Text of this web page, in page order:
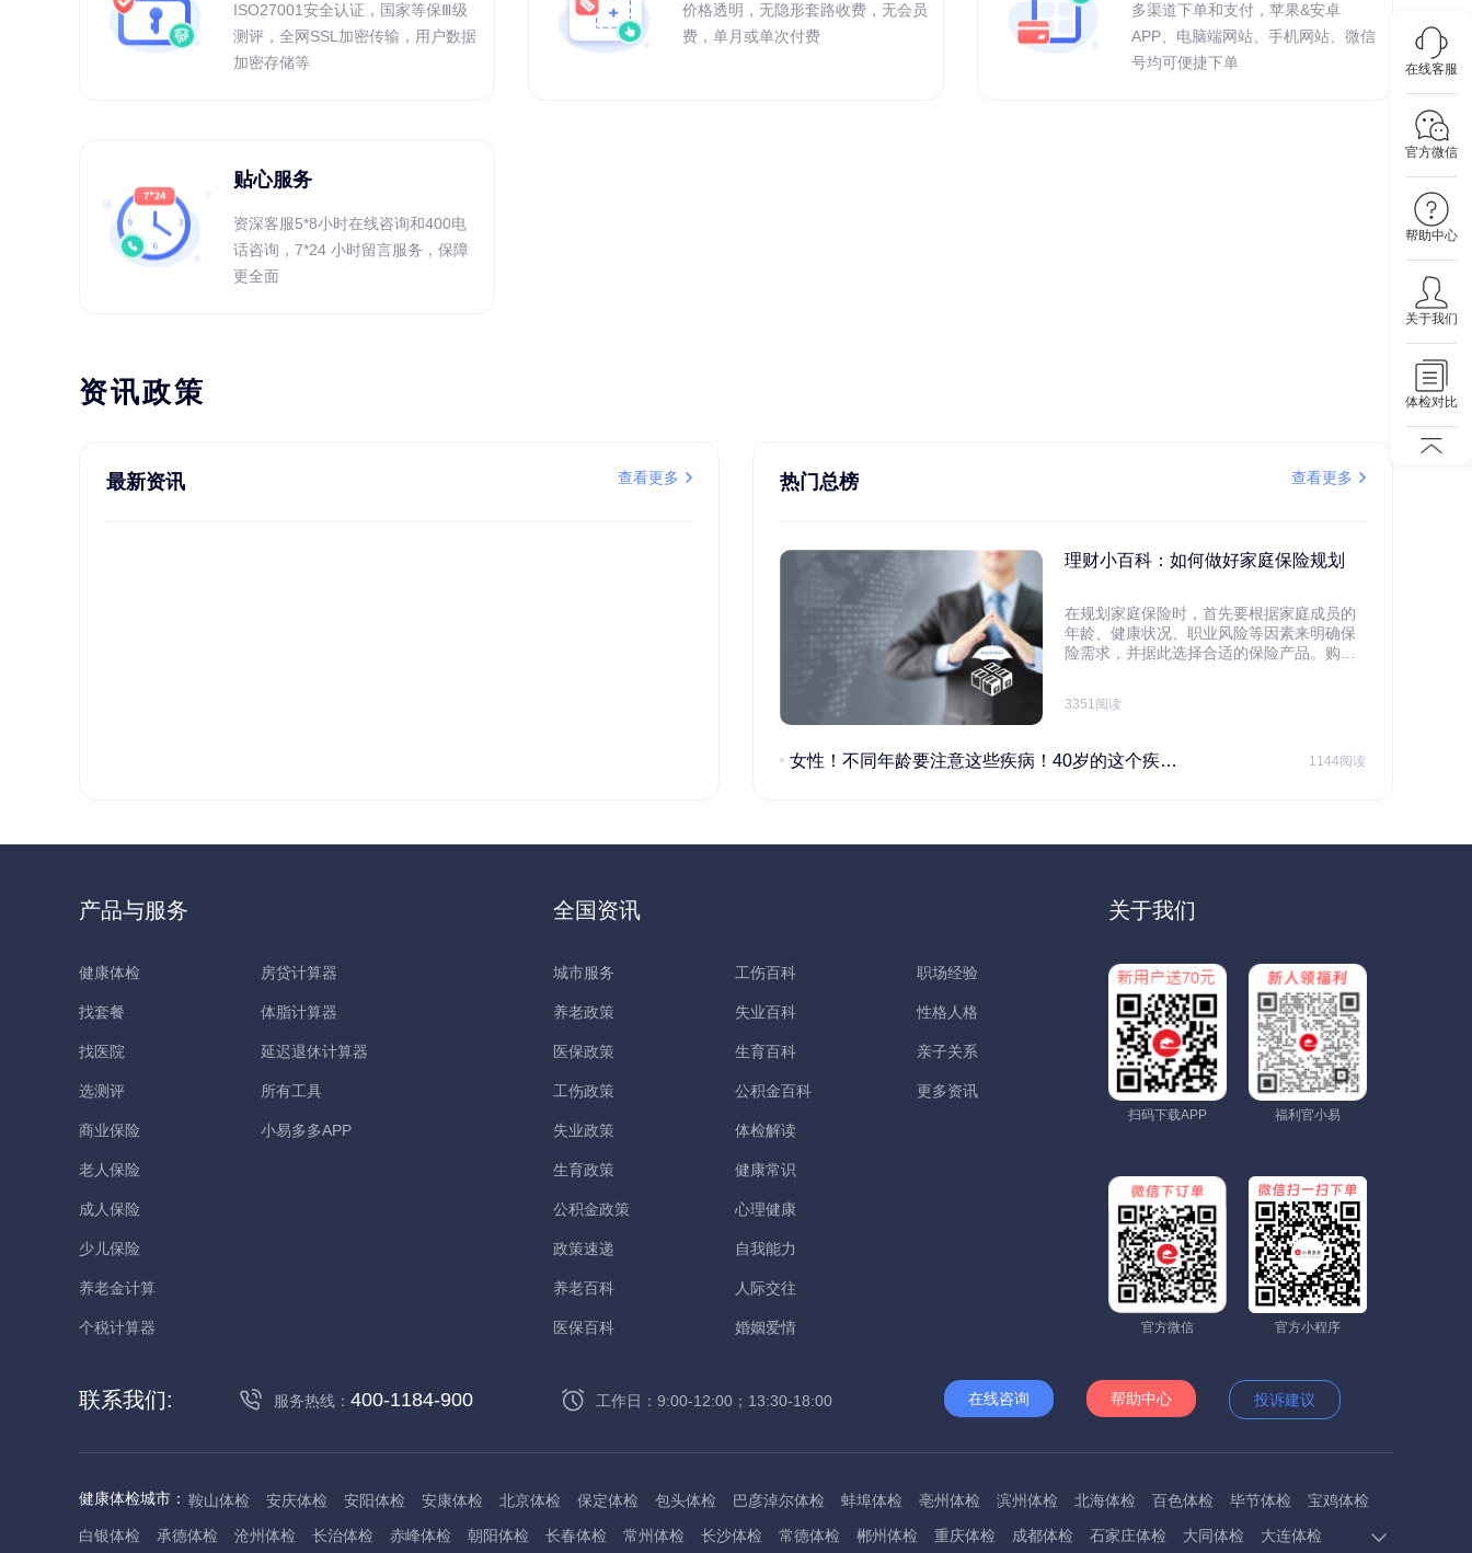
ISO27001安全认证，国家等保Ⅲ级
测评，全网SSL加密传输，用户数据
加密存储等
价格透明，无隐形套路收费，无会员
费，单月或单次付费
多渠道下单和支付，苹果&安卓
APP、电脑端网站、手机网站、微信
号均可便捷下单
贴心服务
资深客服5*8小时在线咨询和400电
话咨询，7*24 小时留言服务，保障
更全面
资讯政策
最新资讯 查看更多 热门总榜 查看更多
理财小百科：如何做好家庭保险规划
在规划家庭保险时，首先要根据家庭成员的
年龄、健康状况、职业风险等因素来明确保
险需求，并据此选择合适的保险产品。购买
规划家庭财务预算，确保保险费用不会对家
要经济支柱投保。
3351阅读
女性！不同年龄要注意这些疾病！40岁的这个疾病最需要注意！ 1144阅读
产品与服务
健康体检
找套餐
找医院
选测评
商业保险
老人保险
成人保险
少儿保险
养老金计算
个税计算器
房贷计算器
体脂计算器
延迟退休计算器
所有工具
小易多多APP
全国资讯
城市服务
养老政策
医保政策
工伤政策
失业政策
生育政策
公积金政策
政策速递
养老百科
医保百科
工伤百科
失业百科
生育百科
公积金百科
体检解读
健康常识
心理健康
自我能力
人际交往
婚姻爱情
职场经验
性格人格
亲子关系
更多资讯
关于我们
扫码下载APP 福利官小易
官方微信 官方小程序
联系我们: 服务热线： 400-1184-900 工作日：9:00-12:00；13:30-18:00 在线咨询 帮助中心 投诉建议
健康体检城市： 鞍山体检 安庆体检 安阳体检 安康体检 北京体检 保定体检 包头体检 巴彦淖尔体检 蚌埠体检 亳州体检 滨州体检 北海体检 百色体检 毕节体检
宝鸡体检
白银体检
承德体检 沧州体检 长治体检 赤峰体检 朝阳体检 长春体检 常州体检 长沙体检 常德体检 郴州体检 重庆体检 成都体检 石家庄体检 大同体检 大连体检
在线客服
官方微信
帮助中心
关于我们
体检对比